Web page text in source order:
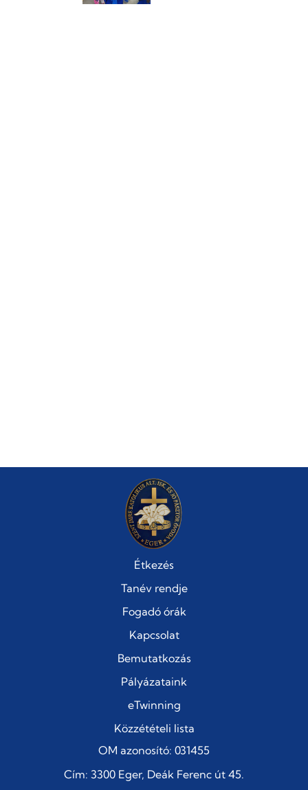
Étkezés
Tanév rendje
Fogadó órák
Kapcsolat
Bemutatkozás
Pályázataink
eTwinning
Közzétételi lista
OM azonosító: 031455
Cím: 3300 Eger, Deák Ferenc út 45.